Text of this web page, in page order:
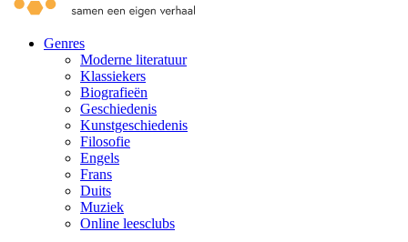
Genres
Moderne literatuur
Klassiekers
Biografieën
Geschiedenis
Kunst­geschiedenis
Filosofie
Engels
Frans
Duits
Muziek
Online leesclubs